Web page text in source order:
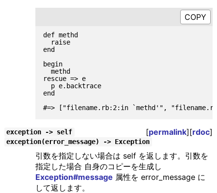
def methd
  raise
end
begin
  methd
rescue => e
  p e.backtrace
end
exception -> self [permalink][rdoc]
exception(error_message) -> Exception
引数を指定しない場合は self を返します。引数を
指定した場合 自身のコピーを生成し
Exception#message 属性を error_message に
して返します。